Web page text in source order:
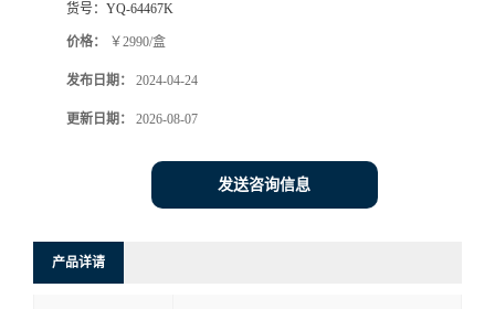
货号： YQ-64467K
价格： ￥2990/盒
发布日期： 2024-04-24
更新日期： 2026-08-07
发送咨询信息
产品详请